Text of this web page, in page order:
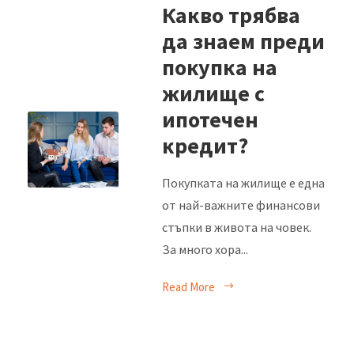
Какво трябва
да знаем преди
покупка на
жилище с
ипотечен
кредит?
Покупката на жилище е една
от най-важните финансови
стъпки в живота на човек.
За много хора...
Read More